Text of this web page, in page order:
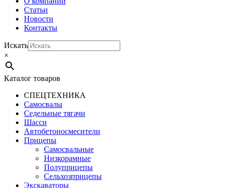
Статьи
Новости
Контакты
Искать
×
Каталог товаров
СПЕЦТЕХНИКА
Самосвалы
Седельные тягачи
Шасси
Автобетоно­смесители
Прицепы
Самосвальные
Низкорамные
Полуприцепы
Сельхозприцепы
Экскаваторы